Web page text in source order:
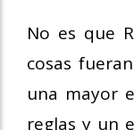
No es que
cosas
una mayor
reglas y un